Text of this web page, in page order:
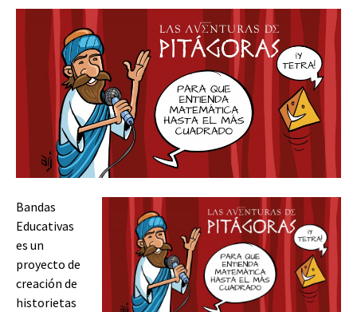
Bandas
Educativas
es un
proyecto de
creación de
historietas